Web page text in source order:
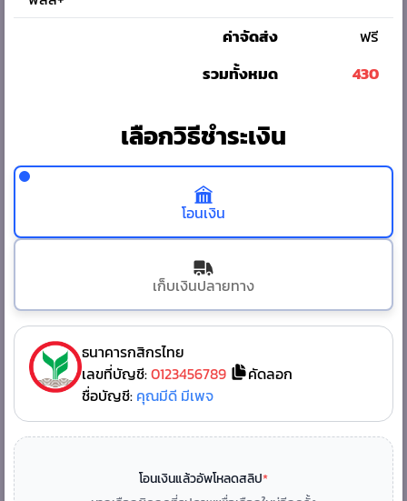
ค่าจัดส่ง
ฟรี
รวมทั้งหมด
430
เลือกวิธีชำระเงิน
โอนเงิน
เก็บเงินปลายทาง
ธนาคารกสิกรไทย
เลขที่บัญชี:0123456789
คัดลอก
ชื่อบัญชี: คุณมีดี มีเพจ
โอนเงินแล้วอัพโหลดสลิป*